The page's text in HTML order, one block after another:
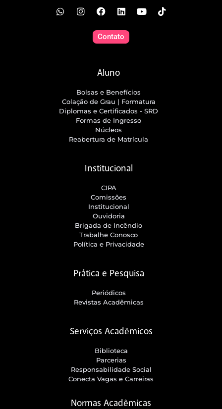
Contato
Aluno
Bolsas e Benefícios
Colação de Grau | Formatura
Diplomas e Certificados - SRD
Formas de Ingresso
Núcleos
Reabertura de Matrícula
Institucional
CIPA
Comissões
Institucional
Ouvidoria
Brigada de Incêndio
Trabalhe Conosco
Política e Privacidade
Prática e Pesquisa
Periódicos
Revistas Acadêmicas
Serviços Acadêmicos
Biblioteca
Parcerias
Responsabilidade Social
Conecta Vagas e Carreiras
Normas Acadêmicas